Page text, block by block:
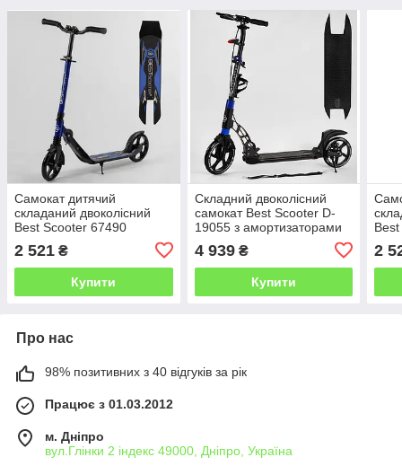
Самокат дитячий
складаний двоколісний
Best Scooter 67490
амортизатор колір синій
2 521 ₴
Купити
Складний двоколісний
самокат Best Scooter D-
19055 з амортизаторами
та дисковими гальмами / є
ФАРА
4 939₴
Купити
2
Про нас
98% позитивних з 40 відгуків за рік
Працює з 01.03.2012
м. Дніпро
вул.Глінки 2 індекс 49000, Дніпро, Україна